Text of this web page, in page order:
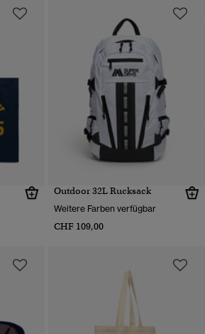
Outdoor 32L Rucksack
Weitere Farben verfügbar
CHF 109,00